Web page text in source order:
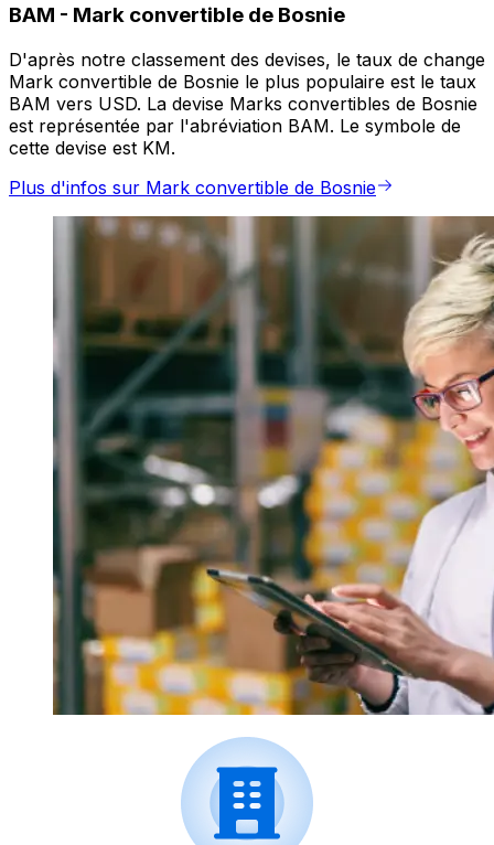
BAM - Mark convertible de Bosnie
D'après notre classement des devises, le taux de change
Mark convertible de Bosnie le plus populaire est le taux
BAM vers USD. La devise Marks convertibles de Bosnie
est représentée par l'abréviation BAM. Le symbole de
cette devise est KM.
Plus d'infos sur Mark convertible de Bosnie